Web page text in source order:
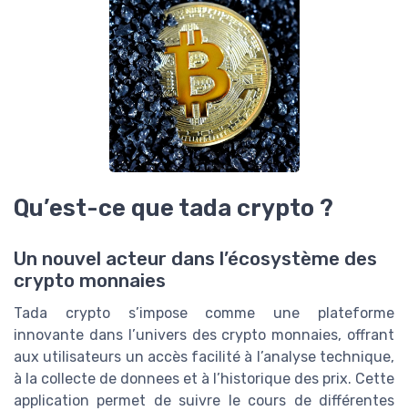
Qu’est-ce que tada crypto ?
Un nouvel acteur dans l’écosystème des
crypto monnaies
Tada crypto s’impose comme une plateforme
innovante dans l’univers des crypto monnaies, offrant
aux utilisateurs un accès facilité à l’analyse technique,
à la collecte de donnees et à l’historique des prix. Cette
application permet de suivre le cours de différentes